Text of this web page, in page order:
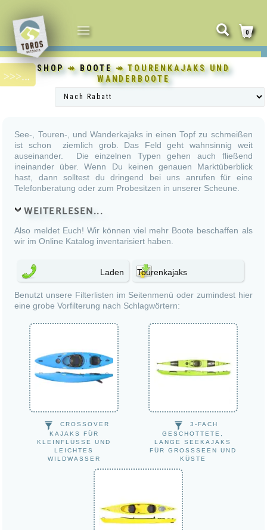
NAVIGATION
UMSCHALTEN
0
SHOP↠ BOOTE↠ TOURENKAJAKS UND
WANDERBOOTE
See-, Touren-, und Wanderkajaks in einen Topf zu schmeißen
ist schon ziemlich grob. Das Feld geht wahnsinnig weit
auseinander. Die einzelnen Typen gehen auch fließend
ineinander über. Wenn Du keinen genauen Marktüberblick
hast, dann solltest du dringend bei uns anrufen für eine
Telefonberatung oder zum Probesitzen in unserer Scheune.
WEITERLESEN...
Also meldet Euch! Wir können viel mehr Boote beschaffen als
wir im Online Katalog inventarisiert haben.
Laden
Tourenkajaks
Benutzt unsere Filterlisten im Seitenmenü oder zumindest hier
eine grobe Vorfilterung nach Schlagwörtern:
CROSSOVER
KAJAKS FÜR
KLEINFLÜSSE UND
LEICHTES
WILDWASSER
3-FACH
GESCHOTTETE,
LANGE SEEKAJAKS
FÜR GROSSSEEN UND K
ÜSTE